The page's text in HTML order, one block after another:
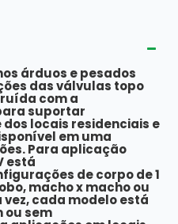
árduos e pesados
das válvulas topo
com a
suportar
locais residenciais e
em uma
Para aplicação
está
de corpo de 1
macho x macho ou
vez, cada modelo está
ou sem